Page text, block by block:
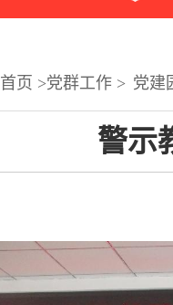
首页 >党群工作 > 党建
警示